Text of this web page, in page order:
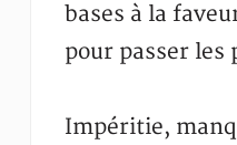
bases à la
pour passer
Impéritie,